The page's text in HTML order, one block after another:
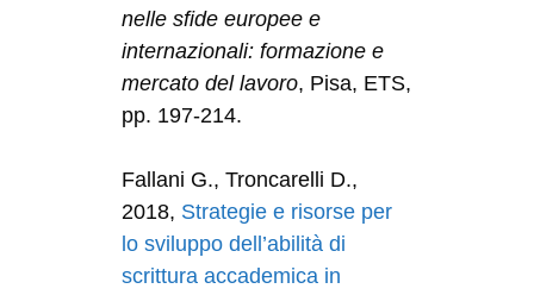
nelle sfide europee e
internazionali: formazione e
mercato del lavoro, Pisa, ETS,
pp. 197-214.
Fallani G., Troncarelli D.,
2018, Strategie e risorse per
lo sviluppo dell’abilità di
scrittura accademica in